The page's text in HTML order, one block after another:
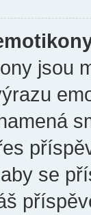
jsou
se